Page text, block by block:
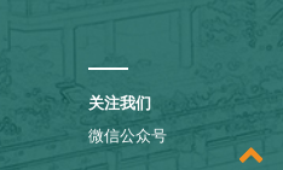
关注我们
微信公众号